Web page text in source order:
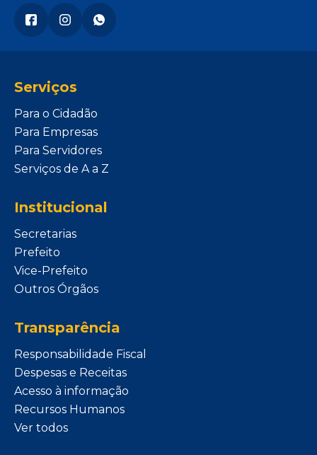
Serviços
Para o Cidadão
Para Empresas
Para Servidores
Serviços de A a Z
Institucional
Secretarias
Prefeito
Vice-Prefeito
Outros Órgãos
Transparência
Responsabilidade Fiscal
Despesas e Receitas
Acesso à informação
Recursos Humanos
Ver todos